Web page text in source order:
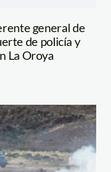
general de
de policía y
La Oroya